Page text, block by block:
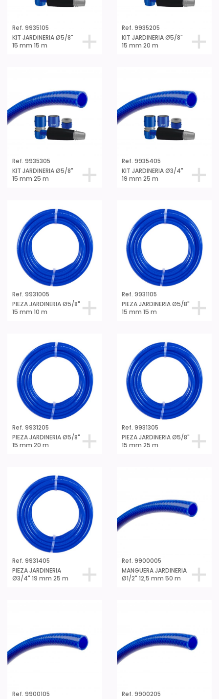
Ref. 9935105
KIT JARDINERIA Ø5/8"
15 mm 15 m
Ref. 9935205
KIT JARDINERIA Ø5/8"
15 mm 20 m
Ref. 9935305
KIT JARDINERIA Ø5/8"
15 mm 25 m
Ref. 9935405
KIT JARDINERIA Ø3/4"
19 mm 25 m
Ref. 9931005
PIEZA JARDINERIA Ø5/8"
15 mm 10 m
Ref. 9931105
PIEZA JARDINERIA Ø5/8"
15 mm 15 m
Ref. 9931205
PIEZA JARDINERIA Ø5/8"
15 mm 20 m
Ref. 9931305
PIEZA JARDINERIA Ø5/8"
15 mm 25 m
Ref. 9931405
PIEZA JARDINERIA
Ø3/4" 19 mm 25 m
Ref. 9900005
MANGUERA JARDINERIA
Ø1/2" 12,5 mm 50 m
Ref. 9900105 Ref. 9900205